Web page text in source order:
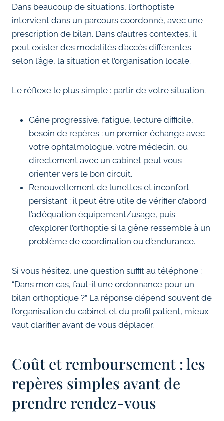
Dans beaucoup de situations, l’orthoptiste
intervient dans un parcours coordonné, avec une
prescription de bilan. Dans d’autres contextes, il
peut exister des modalités d’accès différentes
selon l’âge, la situation et l’organisation locale.
Le réflexe le plus simple : partir de votre situation.
Gêne progressive, fatigue, lecture difficile,
besoin de repères : un premier échange avec
votre ophtalmologue, votre médecin, ou
directement avec un cabinet peut vous
orienter vers le bon circuit.
Renouvellement de lunettes et inconfort
persistant : il peut être utile de vérifier d’abord
l’adéquation équipement/usage, puis
d’explorer l’orthoptie si la gêne ressemble à un
problème de coordination ou d’endurance.
Si vous hésitez, une question suffit au téléphone :
“Dans mon cas, faut-il une ordonnance pour un
bilan orthoptique ?” La réponse dépend souvent de
l’organisation du cabinet et du profil patient, mieux
vaut clarifier avant de vous déplacer.
Coût et remboursement : les
repères simples avant de
prendre rendez-vous